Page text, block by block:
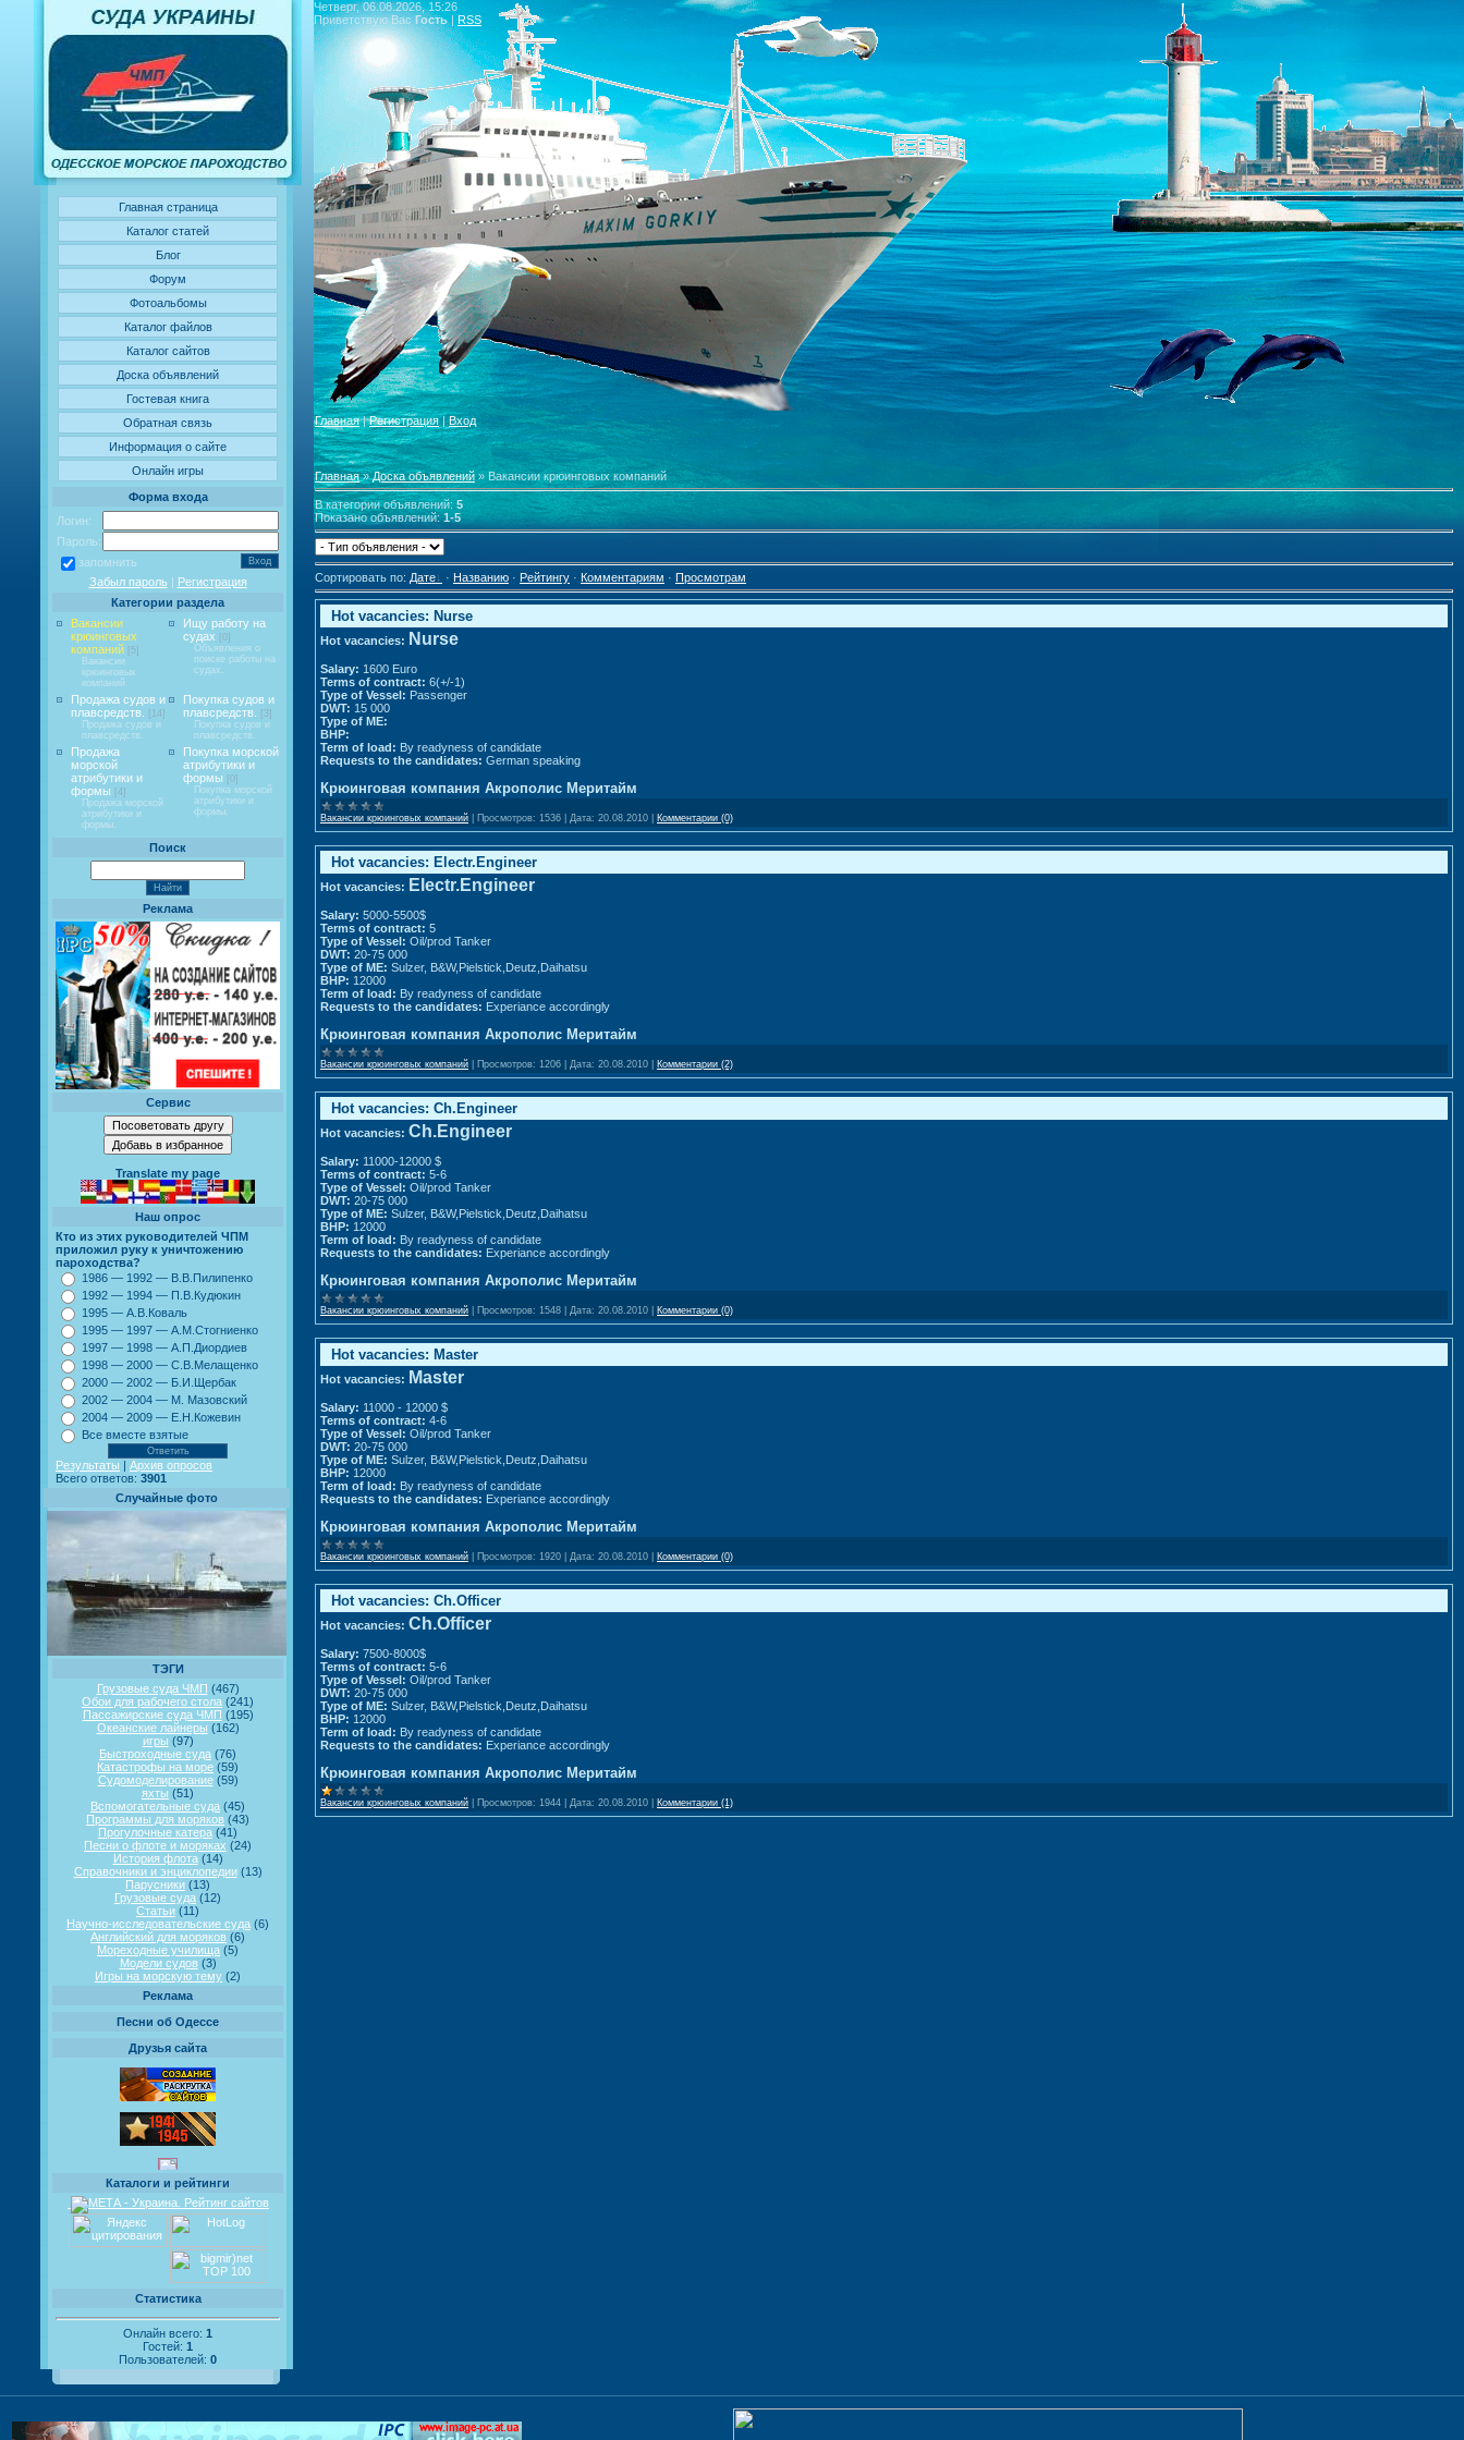
Главная страница
Каталог статей
Блог
Форум
Фотоальбомы
Каталог файлов
Каталог сайтов
Доска объявлений
Гостевая книга
Обратная связь
Информация о сайте
Онлайн игры
Форма входа
Логин:
Пароль:
запомнить
Забыл пароль | Регистрация
Категории раздела
Вакансии
крюинговых
компаний
[5]
Вакансии
крюинговых
компаний
Ищу работу на
судах
[0]
Объявления о
поиске работы на
судах.
Продажа судов и
плавсредств.
[14]
Продажа судов и
плавсредств.
Покупка судов и
плавсредств.
[3]
Покупка судов и
плавсредств.
Продажа
морской
атрибутики и
формы
[4]
Продажа морской
атрибутики и
формы.
Покупка морской
атрибутики и
формы
[0]
Покупка морской
атрибутики и
формы.
Поиск
Реклама
Сервис
Translate my page
Наш опрос
Кто из этих руководителей ЧПМ
приложил руку к уничтожению
пароходства?
1986 — 1992 — В.В.Пилипенко
1992 — 1994 — П.В.Кудюкин
1995 — А.В.Коваль
1995 — 1997 — А.М.Стогниенко
1997 — 1998 — А.П.Диордиев
1998 — 2000 — С.В.Мелащенко
2000 — 2002 — Б.И.Щербак
2002 — 2004 — М. Мазовский
2004 — 2009 — Е.Н.Кожевин
Все вместе взятые
Результаты | Архив опросов
Всего ответов: 3901
Случайные фото
ТЭГИ
Грузовые суда ЧМП (467)
Обои для рабочего стола (241)
Пассажирские суда ЧМП (195)
Океанские лайнеры (162)
игры (97)
Быстроходные суда (76)
Катастрофы на море (59)
Судомоделирование(59)
яхты (51)
Вспомогательные суда (45)
Программы для моряков (43)
Прогулочные катера (41)
Песни о флоте и моряках (24)
История флота(14)
Справочники и энциклопедии(13)
Парусники (13)
Грузовые суда (12)
Статьи (11)
Научно-исследовательские суда (6)
Английский для моряков (6)
Мореходные училища (5)
Модели судов(3)
Игры на морскую тему (2)
Реклама
Песни об Одессе
Друзья сайта
Каталоги и рейтинги
Статистика
Онлайн всего: 1
Гостей: 1
Пользователей: 0
Четверг, 06.08.2026, 15:26
Приветствую Вас Гость| RSS
Главная|Регистрация|Вход
Главная»Доска объявлений» Вакансии крюинговых компаний
В категории объявлений:5
Показано объявлений:1-5
Сортировать по: Дате · Названию · Рейтингу · Комментариям · Просмотрам
Hot vacancies: Nurse
Hot vacancies: Nurse
Salary: 1600 Euro
Terms of contract: 6(+/-1)
Type of Vessel: Passenger
DWT: 15 000
Type of ME:
BHP:
Term of load: By readyness of candidate
Requests to the candidates: German speaking
Крюинговая компания Акрополис Меритайм
Вакансии крюинговых компаний Просмотров: 1536 Дата: 20.08.2010 Комментарии (0)
Hot vacancies: Electr.Engineer
Hot vacancies: Electr.Engineer
Salary: 5000-5500$
Terms of contract: 5
Type of Vessel: Oil/prod Tanker
DWT: 20-75 000
Type of ME: Sulzer, B&W,Pielstick,Deutz,Daihatsu
BHP: 12000
Term of load: By readyness of candidate
Requests to the candidates: Experiance accordingly
Крюинговая компания Акрополис Меритайм
Вакансии крюинговых компаний Просмотров: 1206 Дата: 20.08.2010 Комментарии (2)
Hot vacancies: Ch.Engineer
Hot vacancies: Ch.Engineer
Salary: 11000-12000 $
Terms of contract: 5-6
Type of Vessel: Oil/prod Tanker
DWT: 20-75 000
Type of ME: Sulzer, B&W,Pielstick,Deutz,Daihatsu
BHP: 12000
Term of load: By readyness of candidate
Requests to the candidates: Experiance accordingly
Крюинговая компания Акрополис Меритайм
Вакансии крюинговых компаний Просмотров: 1548 Дата: 20.08.2010 Комментарии (0)
Hot vacancies: Master
Hot vacancies: Master
Salary: 11000 - 12000 $
Terms of contract: 4-6
Type of Vessel: Oil/prod Tanker
DWT: 20-75 000
Type of ME: Sulzer, B&W,Pielstick,Deutz,Daihatsu
BHP: 12000
Term of load: By readyness of candidate
Requests to the candidates: Experiance accordingly
Крюинговая компания Акрополис Меритайм
Вакансии крюинговых компаний Просмотров: 1920 Дата: 20.08.2010 Комментарии (0)
Hot vacancies: Ch.Officer
Hot vacancies: Ch.Officer
Salary: 7500-8000$
Terms of contract: 5-6
Type of Vessel: Oil/prod Tanker
DWT: 20-75 000
Type of ME: Sulzer, B&W,Pielstick,Deutz,Daihatsu
BHP: 12000
Term of load: By readyness of candidate
Requests to the candidates: Experiance accordingly
Крюинговая компания Акрополис Меритайм
Вакансии крюинговых компаний Просмотров: 1944 Дата: 20.08.2010 Комментарии (1)